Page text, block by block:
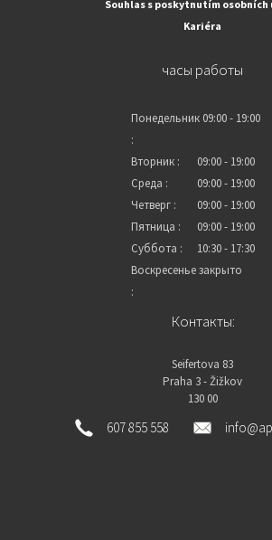
Souhlas s poskytnutím osobních
Kariéra
часы работы
Понедельник
:
09:00 - 19:00
Вторник :
09:00 - 19:00
Среда :
09:00 - 19:00
Четверг :
09:00 - 19:00
Пятница :
09:00 - 19:00
Суббота :
10:30 - 17:30
Воскресенье
:
закрыто
Контакты:
Seifertova 83
Praha 3 - Žižkov
130 00
607 855 558